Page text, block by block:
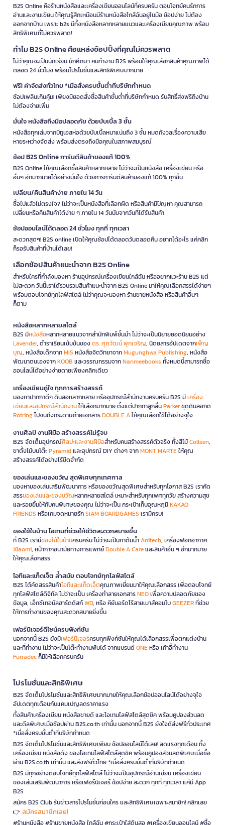
B2S Online คือร้านหนังสือและเครื่องเขียนออนไลน์ที่ครบครัน ตอบโจทย์คนรักการ
อ่านและงานเขียน ให้คุณรู้สึกเหมือนมีร้านหนังสือใกล้ฉันอยู่ในมือ ช้อปง่าย ไม่ต้อง
ออกจากบ้าน เพราะ b2s มีทั้งหนังสือหลากหลายแนวและเครื่องเขียนคุณภาพ พร้อม
สิทธิพิเศษที่ไม่ควรพลาด!
ทำไม B2S Online คือแหล่งช้อปปิ้งที่คุณไม่ควรพลาด
ไม่ว่าคุณจะเป็นนักเรียน นักศึกษา คนทำงาน B2S พร้อมให้คุณเลือกสินค้าคุณภาพได้
ตลอด 24 ชั่วโมง พร้อมโปรโมชั่นและสิทธิพิเศษมากมาย
ฟรี! ค่าจัดส่งทั่วไทย *เมื่อสั่งครบขั้นต่ำที่บริษัทกำหนด
ช้อปเพลินเกินคุ้ม! เพียงมียอดสั่งซื้อสินค้าขั้นต่ำที่บริษัทกำหนด รับสิทธิ์ส่งฟรีถึงบ้าน
ไม่ต้องจ่ายเพิ่ม
มั่นใจ หนังสือถึงมือปลอดภัย ด้วยบับเบิ้ล 3 ชั้น
หนังสือทุกเล่มจากบีทูเอสห่อด้วยบับเบิ้ลหนาแน่นถึง 3 ชั้น หมดกังวลเรื่องความเสีย
หายระหว่างจัดส่ง พร้อมส่งตรงถึงมือคุณในสภาพสมบูรณ์
ช้อป B2S Online การันตีสินค้าของแท้ 100%
B2S Online ให้คุณเลือกซื้อสินค้าหลากหลาย ไม่ว่าจะเป็นหนังสือ เครื่องเขียน หรือ
อื่นๆ อีกมากมายได้อย่างมั่นใจ ด้วยการการันตีสินค้าของแท้ 100% ทุกชิ้น
เปลี่ยน/คืนสินค้าง่าย ภายใน 14 วัน
ซื้อไปแล้วไม่ตรงใจ? ไม่ว่าจะเป็นหนังสือที่เลือกผิด หรือสินค้ามีปัญหา คุณสามารถ
เปลี่ยนหรือคืนสินค้าได้ง่าย ๆ ภายใน 14 วันนับจากวันที่ได้รับสินค้า
ช้อปออนไลน์ได้ตลอด 24 ชั่วโมง ทุกที่ ทุกเวลา
สะดวกสุดๆ! B2S online เปิดให้คุณช้อปได้ตลอดวันตลอดคืน อยากได้อะไร แค่คลิก
ก็รอรับสินค้าที่บ้านได้เลย!
เลือกช้อปสินค้าแนะนำจาก B2S Online
สำหรับใครที่กำลังมองหา ร้านอุปกรณ์เครื่องเขียนใกล้ฉัน หรืออยากแวะร้าน B2S แต่
ไม่สะดวก วันนี้เราได้รวบรวมสินค้าแนะนำจาก B2S Online มาให้คุณเลือกสรรได้ง่ายๆ
พร้อมตอบโจทย์ทุกไลฟ์สไตล์ ไม่ว่าคุณจะมองหา ร้านขายหนังสือ หรือสินค้าอื่นๆ
ก็ตาม
หนังสือหลากหลายสไตล์
B2S มีหนังสือหลากหลายแนวจากสำนักพิมพ์ชั้นนำ ไม่ว่าจะเป็นนิยายยอดนิยมอย่าง
Lavender, ตำราเรียนเข้มข้นของดร. ศุภวัฒน์ พุกเจริญ, นิตยสารอัปเดตจากเพ็ญ
บุญ, หนังสือเด็กจากMIS หนังสือจิตวิทยาจากMugunghwa Publishing, หนังสือ
พัฒนาตนเองจากKOOB และวรรณกรรมจากNanmeebooks ทั้งหมดนี้สามารถซื้อ
ออนไลน์ได้อย่างง่ายดายเพียงคลิกเดียว
เครื่องเขียนคู่ใจ ทุกการสร้างสรรค์
มองหาปากกาดีๆ ดินสอหลากหลาย หรืออุปกรณ์สำนักงานครบครัน B2S มีเครื่อง
เขียนและอุปกรณ์สำนักงานให้เลือกมากมาย ตั้งแต่ปากกาลูกลื่นParkerชุดดินสอกด
Rotringไปจนถึงกระดาษถ่ายเอกสารDOUBLE Aให้คุณเลือกใช้ได้อย่างจุใจ
งานศิลป์ งานฝีมือ สร้างสรรค์ไม่รู้จบ
B2S จัดเต็มอุปกรณ์ศิลปะและงานฝีมือสำหรับคนสร้างสรรค์ตัวจริง ทั้งสีไม้Colleen,
ขาตั้งไม้บนโต๊ะPyramidและอุปกรณ์ DIY ต่างๆ จากMONT MARTEให้คุณ
สร้างสรรค์ได้อย่างไร้ขีดจำกัด
ของเล่นและของขวัญ สุดพิเศษทุกเทศกาล
มองหาของเล่นเสริมพัฒนาการ หรือของขวัญสุดพิเศษสำหรับทุกโอกาส B2S เราคัด
สรรของเล่นและของขวัญหลากหลายสไตล์ เหมาะสำหรับทุกเพศทุกวัย สร้างความสุข
และรอยยิ้มให้กับคนพิเศษของคุณ ไม่ว่าจะเป็น กระเป๋าเก็บอุณหภูมิKAKAO
FRIENDS หรือเกมจดหมายรักSIAM BOARDGAMES เรามีครบ!
ของใช้ในบ้าน ไอเทมที่ช่วยให้ชีวิตสะดวกสบายขึ้น
ที่ B2S เรามีของใช้ในบ้านครบครัน ไม่ว่าจะเป็นกาต้มน้ำAnitech, เครื่องฟอกอากาศ
Xiaomi, หน้ากากอนามัยทางการแพทย์Double A Careและสินค้าอื่น ๆ อีกมากมาย
ให้คุณเลือกสรร
ไอทีและแก็ดเจ็ต ล้ำสมัย ตอบโจทย์ทุกไลฟ์สไตล์
B2S ได้คัดสรรสินค้าไอทีและแก็ดเจ็ตคุณภาพเยี่ยมมาให้คุณเลือกสรร เพื่อตอบโจทย์
ทุกไลฟ์สไตล์ดิจิทัล ไม่ว่าจะเป็น เครื่องทำลายเอกสารNEOเพื่อความปลอดภัยของ
ข้อมูล, เอ็กซ์เทอนัลฮาร์ดดิสก์WD, หรือ คีย์บอร์ดไร้สายเมาส์คอมโบGEEZERที่ช่วย
ให้การทำงานของคุณสะดวกสบายยิ่งขึ้น
เฟอร์นิเจอร์ดีไซน์ครบฟังก์ชั่น
นอกจากนี้ B2S ยังมีเฟอร์นิเจอร์ครบทุกฟังก์ชันให้คุณได้เลือกสรรเพื่อตกแต่งบ้าน
และที่ทำงาน ไม่ว่าจะเป็นโต๊ะทำงานพับได้ จากแบรนด์ONEหรือ เก้าอี้ทำงาน
Furradecก็มีให้เลือกครบครัน
โปรโมชั่นและสิทธิพิเศษ
B2S จัดเต็มโปรโมชั่นและสิทธิพิเศษมากมายให้คุณเลือกช้อปออนไลน์ได้อย่างจุใจ
อัปเดตทุกเดือนกับแคมเปญลดราคาแรง
ทั้งสินค้าเครื่องเขียน หนังสือขายดี และไอเทมไลฟ์สไตล์สุดชิค พร้อมคูปองส่วนลด
และดีลพิเศษเมื่อช้อปผ่าน B2S.co.th เท่านั้น นอกจากนี้ B2S ยังใจดีส่งฟรีทั่วประเทศ
*เมื่อสั่งครบขั้นต่ำที่บริษัทกำหนด
B2S จัดเต็มโปรโมชั่นและสิทธิพิเศษเพียบ ช้อปออนไลน์ได้เลย! ลดแรงทุกเดือน ทั้ง
เครื่องเขียน หนังสือดัง ของไอเทมไลฟ์สไตล์สุดชิค พร้อมคูปองส่วนลดพิเศษเมื่อซื้อ
ผ่าน B2S.co.th เท่านั้น และส่งฟรีทั่วไทย *เมื่อสั่งครบขั้นต่ำที่บริษัทกำหนด
B2S มีทุกอย่างตอบโจทย์ทุกไลฟ์สไตล์ ไม่ว่าจะเป็นอุปกรณ์อ่านเขียน เครื่องเขียน
ของเล่นเสริมพัฒนาการ หรือเฟอร์นิเจอร์ ช้อปง่าย สะดวก ทุกที่ ทุกเวลา แค่มี App
B2S
สมัคร B2S Club รับข่าวสารโปรโมชั่นก่อนใคร และสิทธิพิเศษเฉพาะสมาชิก! คลิกเลย
👉 สมัครสมาชิกเลย!
#ร้านหนังสือ #ร้านขายหนังสือ ใกล้ฉัน #กระเป๋าใส่ดินสอ #เครื่องเขียนออนไลน์ #ซื้อ